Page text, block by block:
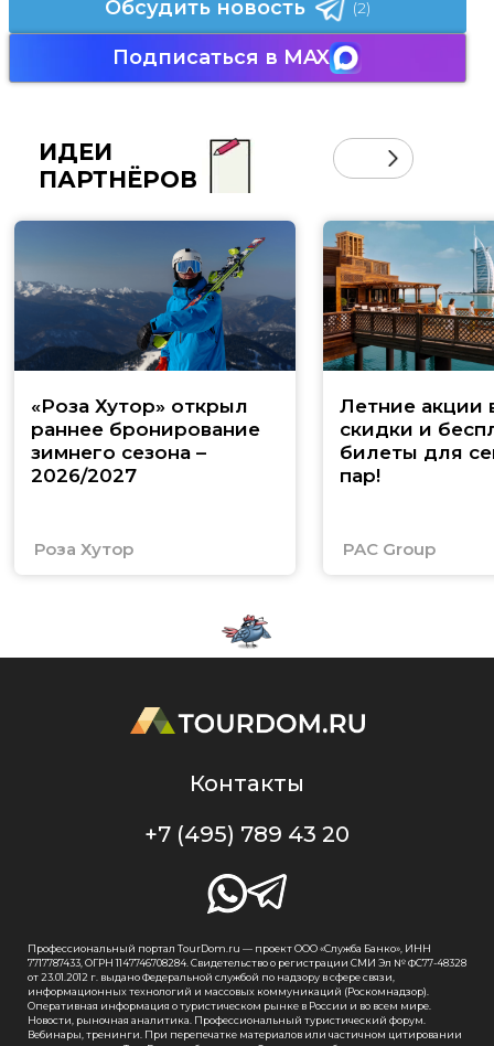
Обсудить новость (2)
Подписаться в MAX
ИДЕИ
ПАРТНЁРОВ
«Роза Хутор» открыл
раннее бронирование
зимнего сезона –
2026/2027
Роза Хутор
Летние акции
скидки и
билеты для
пар!
PAC Group
Контакты
+7 (495) 789 43 20
Профессиональный портал TourDom.ru — проект ООО «Служба Банко», ИНН
7717787433, ОГРН 1147746708284. Свидетельство о регистрации СМИ Эл № ФС77-48328
от 23.01.2012 г. выдано Федеральной службой по надзору в сфере связи,
информационных технологий и массовых коммуникаций (Роскомнадзор).
Оперативная информация о туристическом рынке в России и во всем мире.
Новости, рыночная аналитика. Профессиональный туристический форум.
Вебинары, тренинги. При перепечатке материалов или частичном цитировании